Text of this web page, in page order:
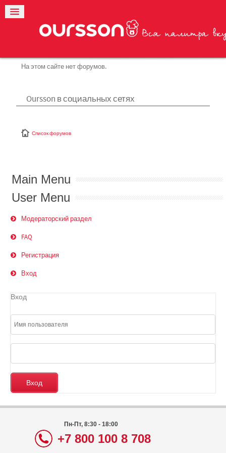
На этом сайте нет форумов.
Oursson в социальных сетях
Список форумов
Main Menu
User Menu
Модераторский раздел
FAQ
Регистрация
Вход
Вход
Пн-Пт, 8:30 - 18:00
+7 800 100 8 708